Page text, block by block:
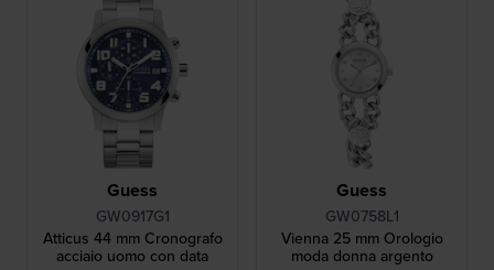
Guess
GW0917G1
Atticus 44 mm Cronografo
acciaio uomo con data
Guess
GW0758L1
Vienna 25 mm Orologio
moda donna argento